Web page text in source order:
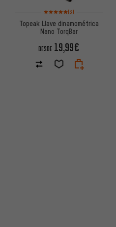
Valoración media: 5 de 5
(3)
Topeak Llave dinamométrica
Nano TorqBar
DESDE 19,99€